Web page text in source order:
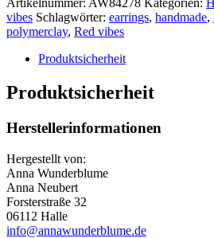
Menge
Artikelnummer: AW84278 Kategorien:
vibes Schlagwörter: earrings, handmade,
polymerclay, Red vibes
Produktsicherheit
Produktsicherheit
Herstellerinformationen
Hergestellt von:
Anna Wunderblume
Anna Neubert
Forsterstraße 32
06112 Halle
info@annawunderblume.de